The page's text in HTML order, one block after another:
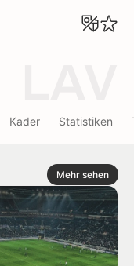
Kader Statistiken
Mehr sehen